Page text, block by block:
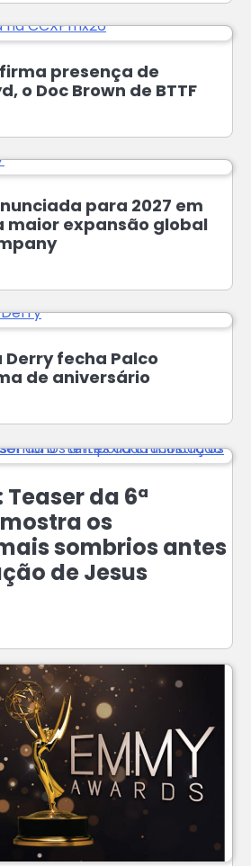
presença de
o Doc Brown de BTTF
para 2027 em
maior expansão global
fecha Palco
de aniversário
Teaser da 6ª
os
sombrios antes
de Jesus